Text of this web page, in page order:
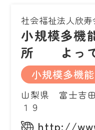
社会福祉法人欣寿
小規模多機
所 よって
小規模多機
山梨県 富士吉
１９
http://